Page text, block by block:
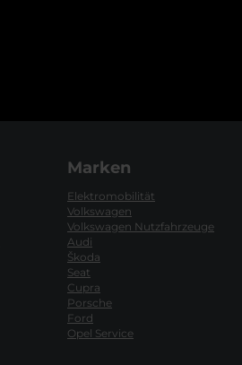
Marken
Elektromobilität
Volkswagen
Volkswagen Nutzfahrzeuge
Audi
Škoda
Seat
Cupra
Porsche
Ford
Opel Service